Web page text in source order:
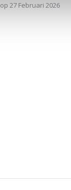
op 27 Februari 2026